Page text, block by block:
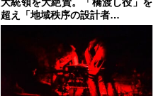
超え「地域秩序の設計者…